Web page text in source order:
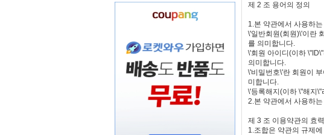
제 2 조 용어의 정의
1.본 약관에서 사용하
\'일반회원(회원)\'이란
를 의미합니다.
\'회원 아이디(이하
의미합니다.
\'비밀번호\'란 회원이
미합니다.
\'등록해지(이하 \"해지
2.본 약관에서 사용하
제 3 조 이용약관의 효
1.조합은 약관의 규제